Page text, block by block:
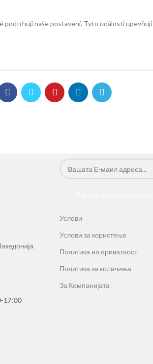
naše postavení. Tyto události
17:00
Услови
Услови за користење
Политика на приватност
Политика за колачиња
За Компанијата